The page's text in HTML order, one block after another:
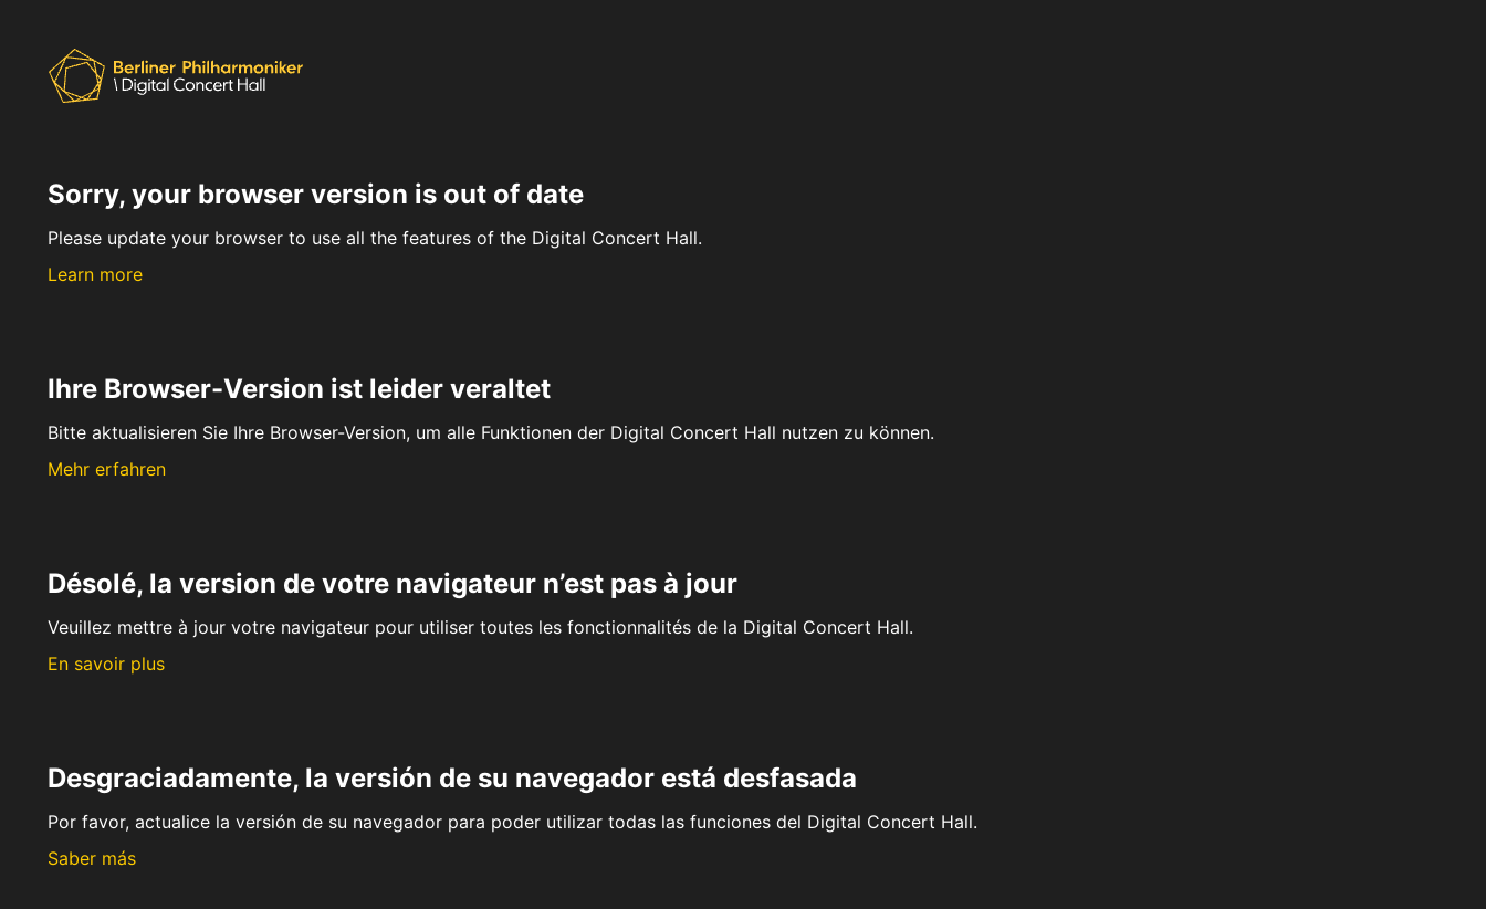
Sorry, your browser version is out of date
Please update your browser to use all the features of the Digital Concert Hall.
Learn more
Ihre Browser-Version ist leider veraltet
Bitte aktualisieren Sie Ihre Browser-Version, um alle Funktionen der Digital Concert Hall nutzen zu können.
Mehr erfahren
Désolé, la version de votre navigateur n’est pas à jour
Veuillez mettre à jour votre navigateur pour utiliser toutes les fonctionnalités de la Digital Concert Hall.
En savoir plus
Desgraciadamente, la versión de su navegador está desfasada
Por favor, actualice la versión de su navegador para poder utilizar todas las funciones del Digital Concert Hall.
Saber más